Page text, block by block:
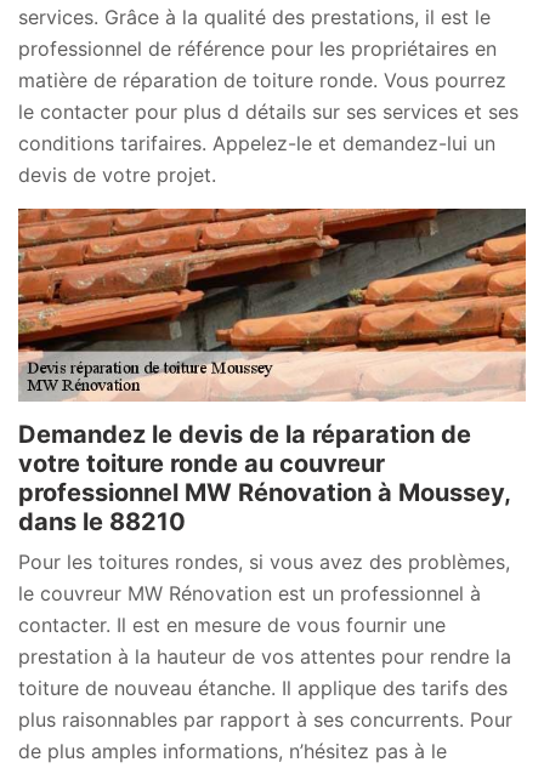
services. Grâce à la qualité des prestations, il est le
professionnel de référence pour les propriétaires en
matière de réparation de toiture ronde. Vous pourrez
le contacter pour plus d détails sur ses services et ses
conditions tarifaires. Appelez-le et demandez-lui un
devis de votre projet.
Demandez le devis de la réparation de
votre toiture ronde au couvreur
professionnel MW Rénovation à Moussey,
dans le 88210
Pour les toitures rondes, si vous avez des problèmes,
le couvreur MW Rénovation est un professionnel à
contacter. Il est en mesure de vous fournir une
prestation à la hauteur de vos attentes pour rendre la
toiture de nouveau étanche. Il applique des tarifs des
plus raisonnables par rapport à ses concurrents. Pour
de plus amples informations, n’hésitez pas à le